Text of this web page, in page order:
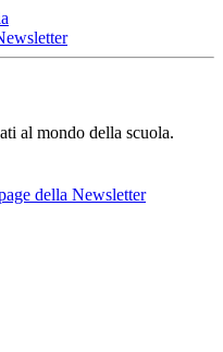
al mondo della scuola.
della Newsletter